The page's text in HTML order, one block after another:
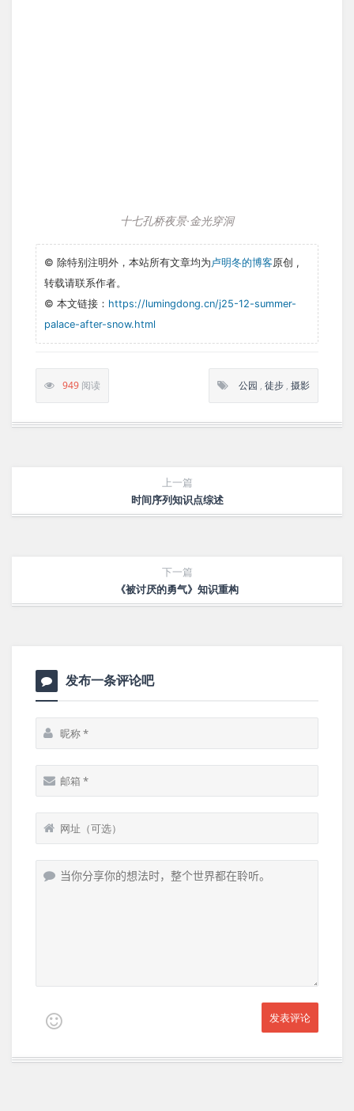
十七孔桥夜景·金光穿洞
© 除特别注明外，本站所有文章均为 卢明冬的博客 原创 ,
转载请联系作者。
© 本文链接： https://lumingdong.cn/j25-12-summer-
palace-after-snow.html
949 阅读 公园 , 徒步 , 摄影
上一篇
时间序列知识点综述
下一篇
《被讨厌的勇气》知识重构
发布一条评论吧